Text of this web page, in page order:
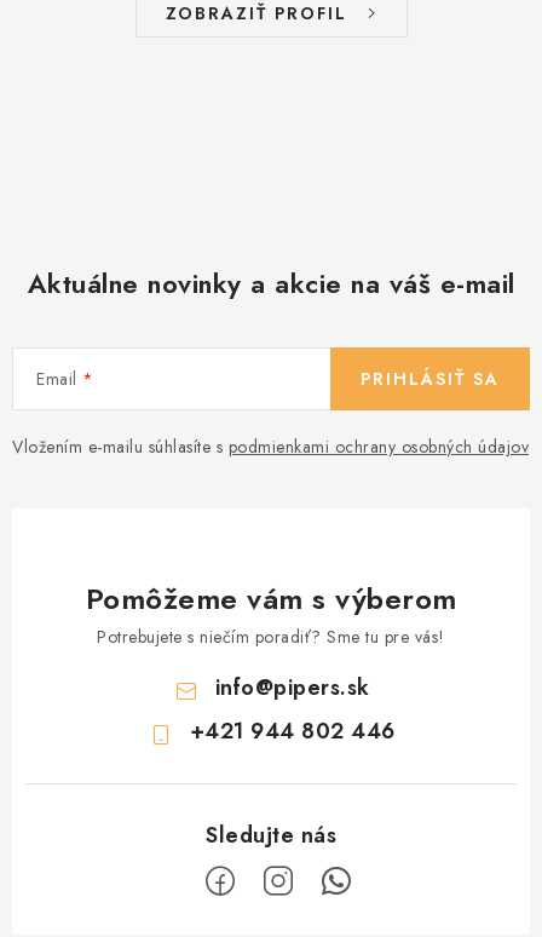
ZOBRAZIŤ PROFIL
Aktuálne novinky a akcie na váš e-mail
Email
Vložením e-mailu súhlasíte s podmienkami ochrany osobných údajov
PRIHLÁSIŤ SA
Pomôžeme vám s výberom
Potrebujete s niečím poradiť? Sme tu pre vás!
info@pipers.sk
+421 944 802 446